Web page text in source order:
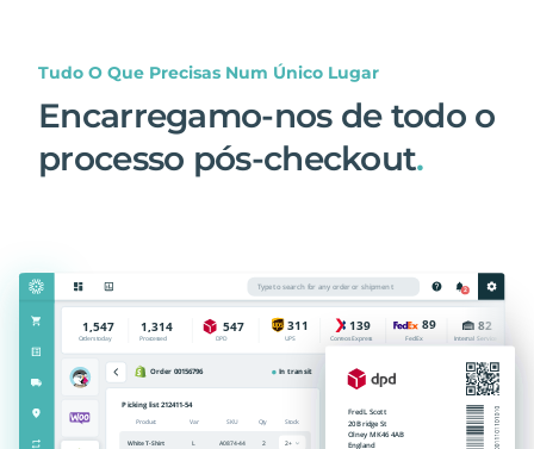
Tudo O Que Precisas Num Único Lugar
Encarregamo-nos de todo o
processo pós-checkout.